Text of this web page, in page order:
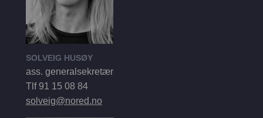
SOLVEIG HUSØY
ass. generalsekretær
Tlf 91 15 08 84
solveig@nored.no